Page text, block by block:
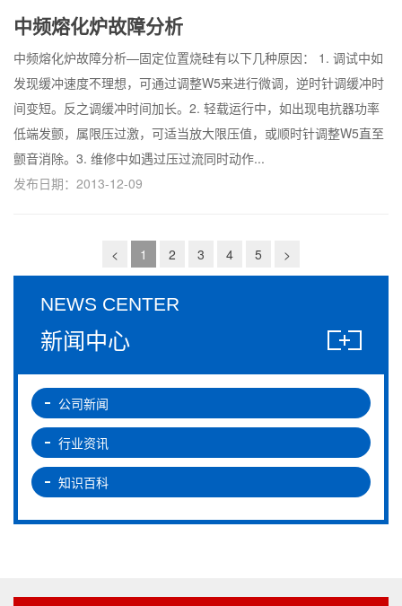
中频熔化炉故障分析
中频熔化炉故障分析—固定位置烧硅有以下几种原因： 1. 调试中如
发现缓冲速度不理想，可通过调整W5来进行微调，逆时针调缓冲时
间变短。反之调缓冲时间加长。2. 轻载运行中，如出现电抗器功率
低端发颤，属限压过激，可适当放大限压值，或顺时针调整W5直至
颤音消除。3. 维修中如遇过压过流同时动作...
发布日期：2013-12-09
< 1 2 3 4 5 >
NEWS CENTER
新闻中心
公司新闻
行业资讯
知识百科